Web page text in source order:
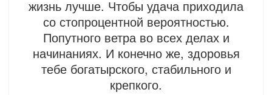
жизнь лучше. Чтобы удача приходила
со стопроцентной вероятностью.
Попутного ветра во всех делах и
начинаниях. И конечно же, здоровья
тебе богатырского, стабильного и
крепкого.